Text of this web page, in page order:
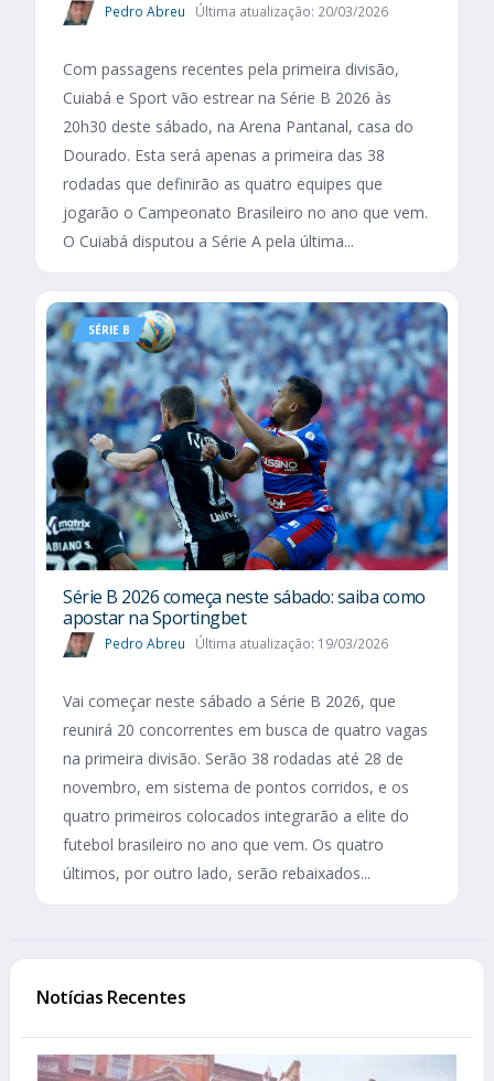
Pedro Abreu Última atualização: 20/03/2026
Com passagens recentes pela primeira divisão,
Cuiabá e Sport vão estrear na Série B 2026 às
20h30 deste sábado, na Arena Pantanal, casa do
Dourado. Esta será apenas a primeira das 38
rodadas que definirão as quatro equipes que
jogarão o Campeonato Brasileiro no ano que vem.
O Cuiabá disputou a Série A pela última...
SÉRIE B
Série B 2026 começa neste sábado: saiba como
apostar na Sportingbet
Pedro Abreu Última atualização: 19/03/2026
Vai começar neste sábado a Série B 2026, que
reunirá 20 concorrentes em busca de quatro vagas
na primeira divisão. Serão 38 rodadas até 28 de
novembro, em sistema de pontos corridos, e os
quatro primeiros colocados integrarão a elite do
futebol brasileiro no ano que vem. Os quatro
últimos, por outro lado, serão rebaixados...
Notícias Recentes